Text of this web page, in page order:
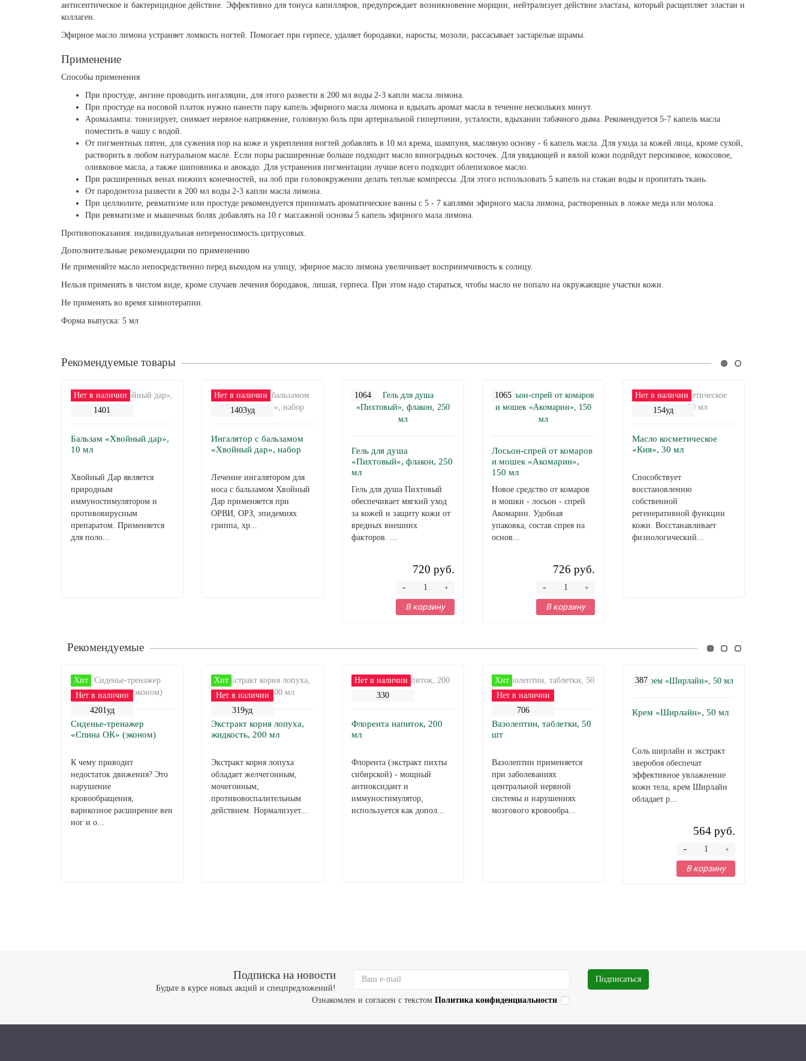
антисептическое и бактерицидное действие. Эффективно для тонуса капилляров, предупреждает возникновение морщин, нейтрализует действие эластаза, который расщепляет эластан и
коллаген.
Эфирное масло лимона устраняет ломкость ногтей. Помогает при герпесе, удаляет бородавки, наросты, мозоли, рассасывает застарелые шрамы.
Применение
Способы применения
При простуде, ангине проводить ингаляции, для этого развести в 200 мл воды 2-3 капли масла лимона.
При простуде на носовой платок нужно нанести пару капель эфирного масла лимона и вдыхать аромат масла в течение нескольких минут.
Аромалампа: тонизирует, снимает нервное напряжение, головную боль при артериальной гипертонии, усталости, вдыхании табачного дыма. Рекомендуется 5-7 капель масла
поместить в чашу с водой.
От пигментных пятен, для сужения пор на коже и укрепления ногтей добавлять в 10 мл крема, шампуня, масляную основу - 6 капель масла. Для ухода за кожей лица, кроме сухой,
растворить в любом натуральном масле. Если поры расширенные больше подходит масло виноградных косточек. Для увядающей и вялой кожи подойдут персиковое, кокосовое,
оливковое масла, а также шиповника и авокадо. Для устранения пигментации лучше всего подходит облепиховое масло.
При расширенных венах нижних конечностей, на лоб при головокружении делать теплые компрессы. Для этого использовать 5 капель на стакан воды и пропитать ткань.
От пародонтоза развести в 200 мл воды 2-3 капли масла лимона.
При целлюлите, ревматизме или простуде рекомендуется принимать ароматические ванны с 5 - 7 каплями эфирного масла лимона, растворенных в ложке меда или молока.
При ревматизме и мышечных болях добавлять на 10 г массажной основы 5 капель эфирного мала лимона.
Противопоказания: индивидуальная непереносимость цитрусовых.
Дополнительные рекомендации по применению
Не применяйте масло непосредственно перед выходом на улицу, эфирное масло лимона увеличивает восприимчивость к солнцу.
Нельзя применять в чистом виде, кроме случаев лечения бородавок, лишая, герпеса. При этом надо стараться, чтобы масло не попало на окружающие участки кожи.
Не применять во время химиотерапии.
Форма выпуска: 5 мл
Рекомендуемые товары
Нет в наличии
1401
Бальзам «Хвойный дар»,
10 мл
Хвойный Дар является
природным
иммуностимулятором и
противовирусным
препаратом. Применяется
для поло...
Нет в наличии
1403уд
Ингалятор с бальзамом
«Хвойный дар», набор
Лечение ингалятором для
носа с бальзамом Хвойный
Дар применяется при
ОРВИ, ОРЗ, эпидемиях
гриппа, хр...
1064
Гель для душа
«Пихтовый», флакон, 250
мл
Гель для душа Пихтовый
обеспечивает мягкий уход
за кожей и защиту кожи от
вредных внешних
факторов. ...
720 руб.
+
-
В корзину
1065
Лосьон-спрей от комаров
и мошек «Акомарин»,
150 мл
Новое средство от комаров
и мошки - лосьон - спрей
Акомарин. Удобная
упаковка, состав спрея на
основ...
726 руб.
+
-
В корзину
Нет в наличии
154уд
Масло косметическое
«Кия», 30 мл
Способствует
восстановлению
собственной
регенеративной функции
кожи. Восстанавливает
физиологический...
Рекомендуемые
Хит
Нет в наличии
4201уд
Сиденье-тренажер
«Спина ОК» (эконом)
К чему приводит
недостаток движения? Это
нарушение
кровообращения,
варикозное расширение вен
ног и о...
Хит
Нет в наличии
319уд
Экстракт корня лопуха,
жидкость, 200 мл
Экстракт корня лопуха
обладает желчегонным,
мочегонным,
противовоспалительным
действием. Нормализует...
Нет в наличии
330
Флорента напиток, 200
мл
Флорента (экстракт пихты
сибирской) - мощный
антиоксидант и
иммуностимулятор,
используется как допол...
Хит
Нет в наличии
706
Вазолептин, таблетки, 50
шт
Вазолептин применяется
при заболеваниях
центральной нервной
системы и нарушениях
мозгового кровообра...
387
Крем «Ширлайн», 50 мл
Соль ширлайн и экстракт
зверобоя обеспечат
эффективное увлажнение
кожи тела, крем Ширлайн
обладает р...
564 руб.
+
-
В корзину
Подписка на новости
Будьте в курсе новых акций и спецпредложений!
Подписаться
Ознакомлен и согласен с текстом Политика конфиденциальности